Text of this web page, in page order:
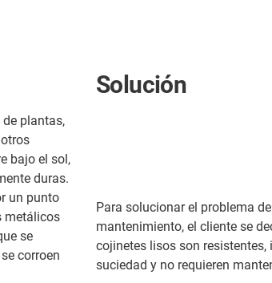
plantas,
bajo el sol,
duras.
un punto
metálicos
se
corroen
Solución
Para solucionar el problema
mantenimiento, el cliente se
cojinetes lisos son
suciedad y no requieren